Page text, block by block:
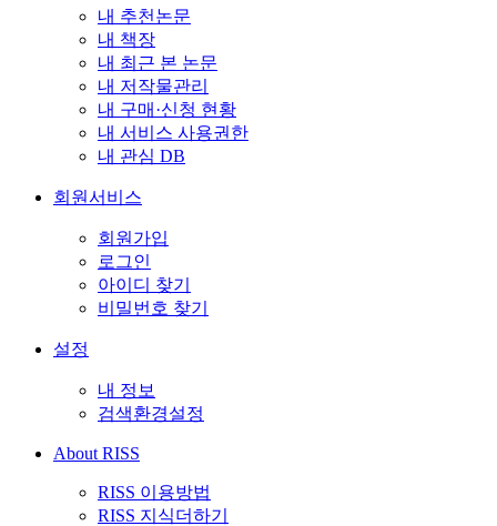
내 추천논문
내 책장
내 최근 본 논문
내 저작물관리
내 구매·신청 현황
내 서비스 사용권한
내 관심 DB
회원서비스
회원가입
로그인
아이디 찾기
비밀번호 찾기
설정
내 정보
검색환경설정
About RISS
RISS 이용방법
RISS 지식더하기